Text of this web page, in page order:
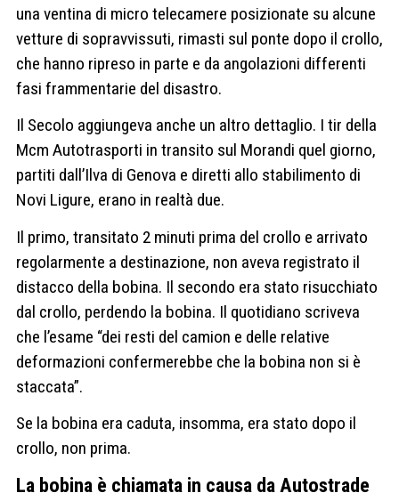
una ventina di micro telecamere posizionate su alcune
vetture di sopravvissuti, rimasti sul ponte dopo il crollo,
che hanno ripreso in parte e da angolazioni differenti
fasi frammentarie del disastro.
Il Secolo aggiungeva anche un altro dettaglio. I tir della
Mcm Autotrasporti in transito sul Morandi quel giorno,
partiti dall’Ilva di Genova e diretti allo stabilimento di
Novi Ligure, erano in realtà due.
Il primo, transitato 2 minuti prima del crollo e arrivato
regolarmente a destinazione, non aveva registrato il
distacco della bobina. Il secondo era stato risucchiato
dal crollo, perdendo la bobina. Il quotidiano scriveva
che l’esame “dei resti del camion e delle relative
deformazioni confermerebbe che la bobina non si è
staccata”.
Se la bobina era caduta, insomma, era stato dopo il
crollo, non prima.
La bobina è chiamata in causa da Autostrade